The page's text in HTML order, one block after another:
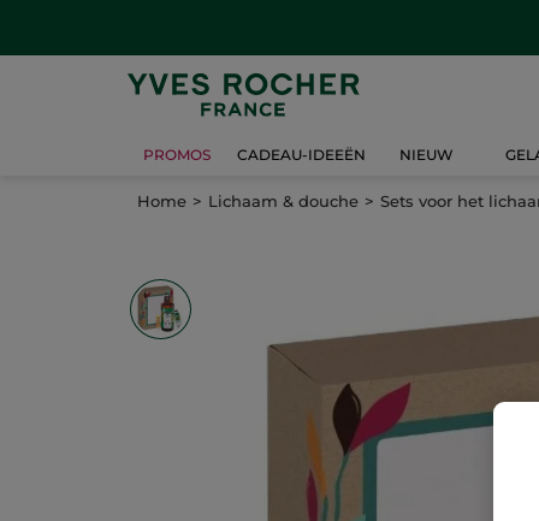
PROMOS CADEAU-IDEEËN NIEUW
Home Lichaam & douche Sets voor het